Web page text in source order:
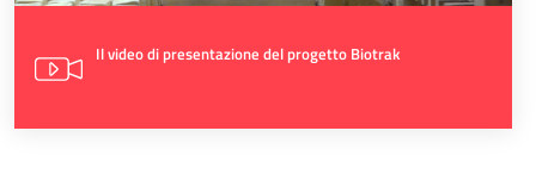
Il video di presentazione del progetto Biotrak